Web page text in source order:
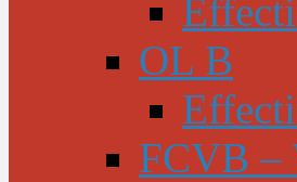
OL B
FCVB –